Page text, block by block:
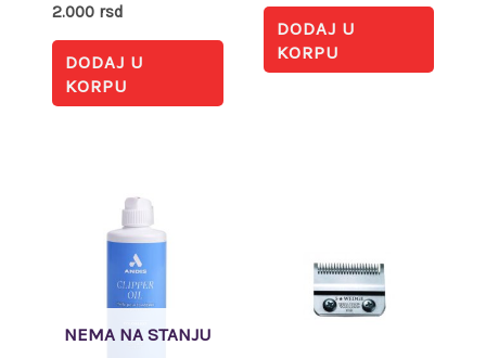
2.000 rsd
DODAJ U
KORPU
DODAJ U
KORPU
NEMA NA STANJU